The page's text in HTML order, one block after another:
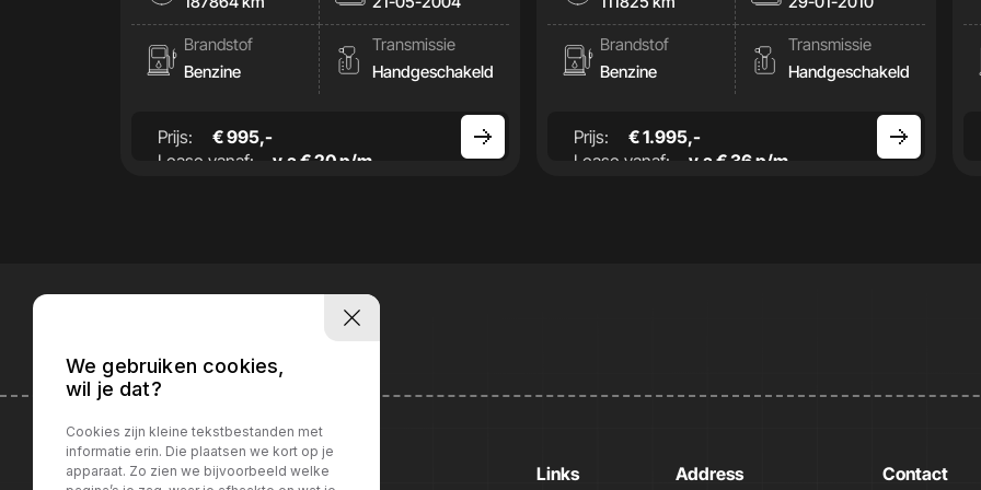
Brandstof
Benzine
Transmissie
Handgeschakeld
Prijs:
€ 995,-
Lease vanaf:
v.a € 20 p/m
Brandstof
Benzine
Transmissie
Handgeschakeld
Prijs:
€ 1.995,-
Lease vanaf:
v.a € 36 p/m
Links Address Contact
We gebruiken cookies,
wil je dat?
Cookies zijn kleine tekstbestanden met
informatie erin. Die plaatsen we kort op je
apparaat. Zo zien we bijvoorbeeld welke